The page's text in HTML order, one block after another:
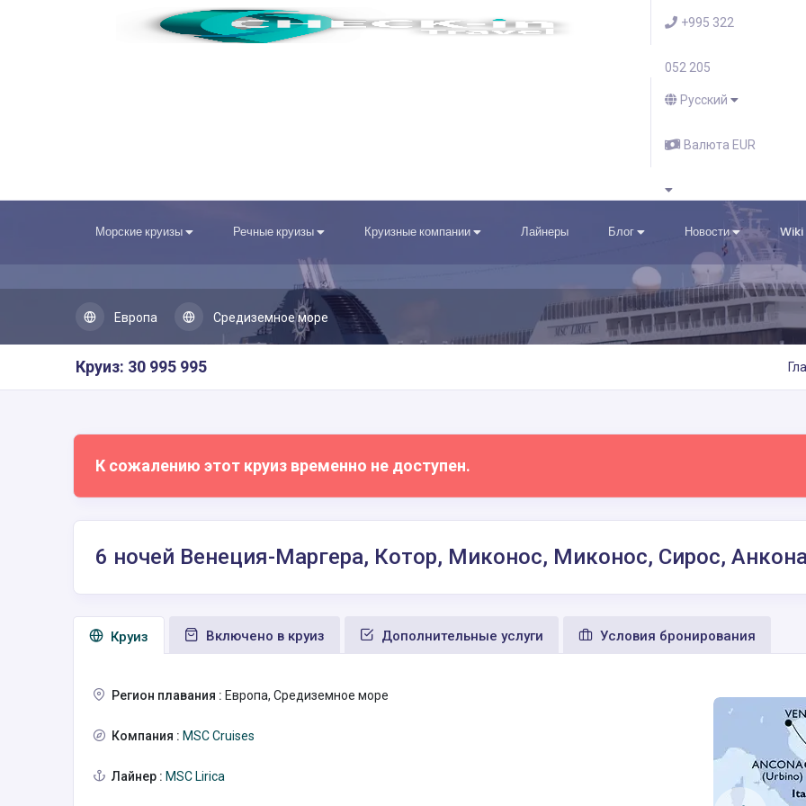
+995 322
052 205
Русский
Валюта EUR
Морские круизы Речные круизы Круизные компании Лайнеры Блог Новости Wiki
Европа Средиземное море
Круиз: 30 995 995
К сожалению этот круиз временно не доступен.
6 ночей Венеция-Маргера, Котор, Миконос, Миконос, Сирос,
Круиз Включено в круиз Дополнительные услуги Условия бронирования
Регион плавания : Европа, Средиземное море
Компания : MSC Cruises
Лайнер : MSC Lirica